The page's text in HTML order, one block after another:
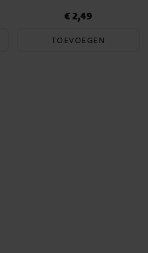
Prijs :€ 2,49
€ 2,49
TOEVOEGEN